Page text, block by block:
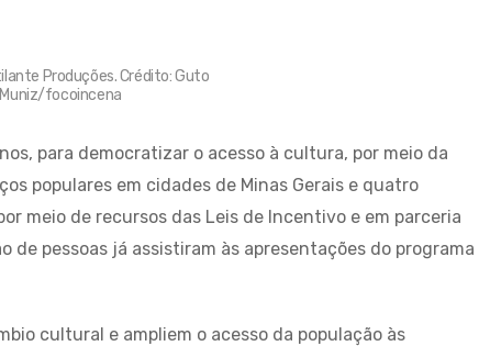
Produções. Crédito: Guto
Muniz/focoincena
para democratizar o acesso à cultura, por meio da
populares em cidades de Minas Gerais e quatro
meio de recursos das Leis de Incentivo e em parceria
de pessoas já assistiram às apresentações do programa
cultural e ampliem o acesso da população às